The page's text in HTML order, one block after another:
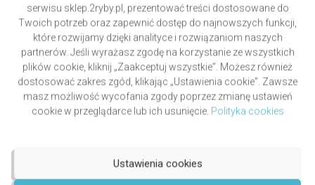
serwisu sklep.2ryby.pl, prezentować treści dostosowane do
Twoich potrzeb oraz zapewnić dostęp do najnowszych funkcji,
które rozwijamy dzięki analityce i rozwiązaniom naszych
partnerów. Jeśli wyrażasz zgodę na korzystanie ze wszystkich
plików cookie, kliknij „Zaakceptuj wszystkie”. Możesz również
dostosować zakres zgód, klikając „Ustawienia cookie”. Zawsze
masz możliwość wycofania zgody poprzez zmianę ustawień
cookie w przeglądarce lub ich usunięcie. Polityka cookies
Ustawienia cookies
Spis treści:
Rozdział I: O języku życia, czyli racja
czy relacja
Rozdział II: Akceptacja tego, co jest, czyli
rzecz o szczęściu
Rozdział III: Czy NVC uczy egoizmu, czyli
rzecz o potrzebach